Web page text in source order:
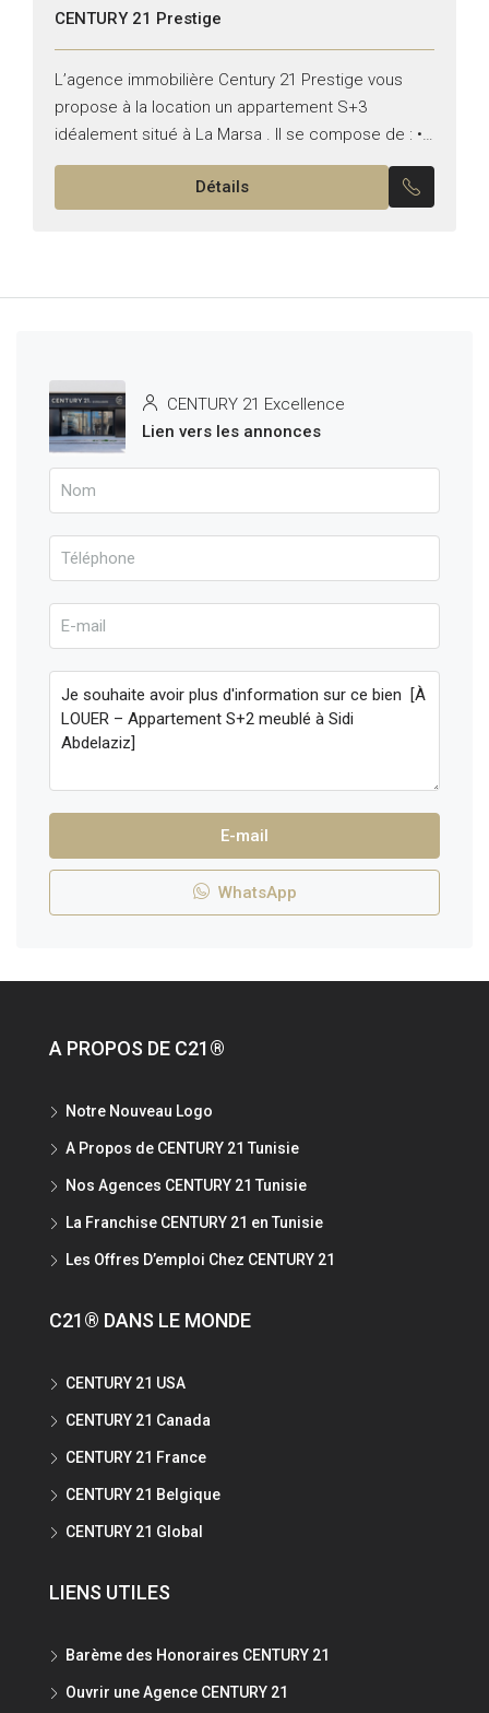
CENTURY 21 Prestige
L’agence immobilière Century 21 Prestige vous
propose à la location un appartement S+3
idéalement situé à La Marsa . Il se compose de : •
Un salon ouvrant sur une terrasse avec...
Détails
CENTURY 21 Excellence
Lien vers les annonces
E-mail
WhatsApp
A PROPOS DE C21®
Notre Nouveau Logo
A Propos de CENTURY 21 Tunisie
Nos Agences CENTURY 21 Tunisie
La Franchise CENTURY 21 en Tunisie
Les Offres D’emploi Chez CENTURY 21
C21® DANS LE MONDE
CENTURY 21 USA
CENTURY 21 Canada
CENTURY 21 France
CENTURY 21 Belgique
CENTURY 21 Global
LIENS UTILES
Barème des Honoraires CENTURY 21
Ouvrir une Agence CENTURY 21